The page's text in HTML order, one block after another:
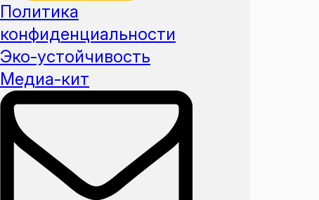
Политика
конфиденциальности
Эко-устойчивость
Медиа-кит